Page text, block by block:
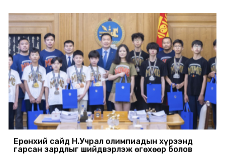
Ерөнхий сайд Н.Учрал олимпиадын хүрээнд
гарсан зардлыг шийдвэрлэж өгөхөөр болов